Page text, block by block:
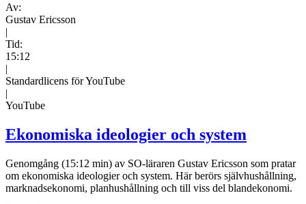
Av:
Gustav Ericsson
|
Tid:
15:12
|
Standardlicens för YouTube
|
YouTube
Ekonomiska ideologier och system
Genomgång (15:12 min) av SO-läraren Gustav Ericsson som pratar
om ekonomiska ideologier och system. Här berörs självhushållning,
marknadsekonomi, planhushållning och till viss del blandekonomi.